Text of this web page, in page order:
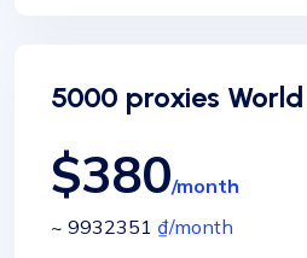
5000 proxies
$380/month
~ 9932351 ₫/month